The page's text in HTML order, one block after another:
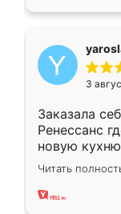
3
Заказала
Ренессанс
новую
вполне
два года,
Читать